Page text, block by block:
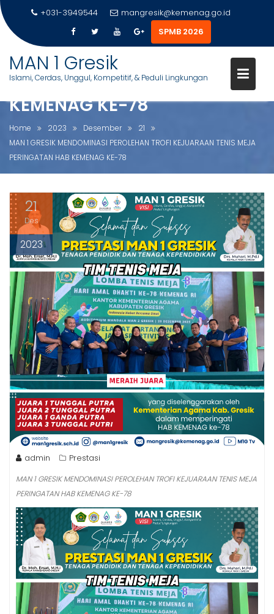
n
+031-3949544
mangresik@kemenag.go.id
SPMB 2026
MAN 1 Gresik
Islami, Cerdas, Unggul, Kompetitif, & Peduli Lingkungan
MAN 1 GRESIK MENDOMINASI
PEROLEHAN TROFI KEJUARAAN
TENIS MEJA PERINGATAN HAB
KEMENAG KE-78
Home 2023 Desember
21
MAN 1 GRESIK MENDOMINASI PEROLEHAN TROFI KEJUARAAN TENIS MEJA
PERINGATAN HAB KEMENAG KE-78
21
Des
2023
admin Prestasi
MAN 1 GRESIK MENDOMINASI PEROLEHAN TROFI KEJUARAAN TENIS MEJA
PERINGATAN HAB KEMENAG KE-78